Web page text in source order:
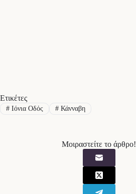
Ετικέτες
#Ιόνια Οδός #Κάνναβη
Μοιραστείτε το άρθρο!